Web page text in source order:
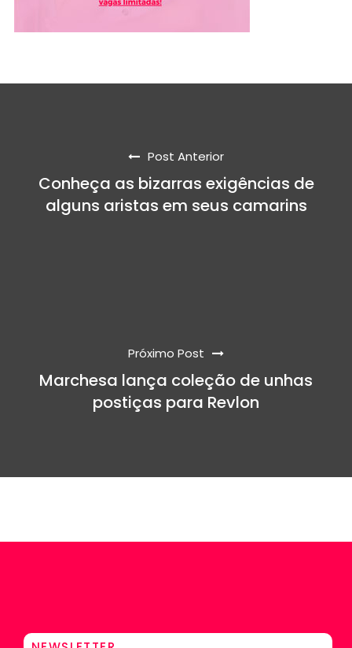
Post Anterior
Conheça as bizarras exigências de
alguns aristas em seus camarins
Próximo Post
Marchesa lança coleção de unhas
postiças para Revlon